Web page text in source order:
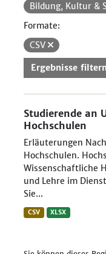
Bildung, Kultur &
Formate:
CSV
Ergebnisse filtern
Studierende an
Hochschulen
Erläuterungen
Hochschulen.
Wissenschaftliche
und Lehre im
Sie...
CSV XLSX